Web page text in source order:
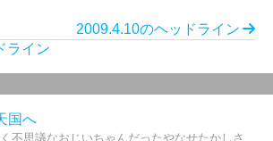
2009.4.10のヘッドライン
ライン
国へ
不思議なおじいちゃんだったやなせたかしさ